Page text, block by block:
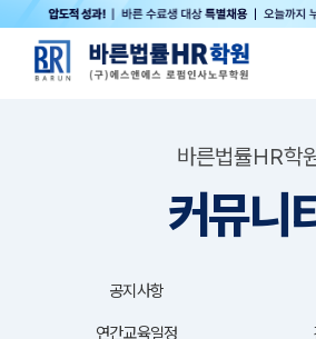
바른법률HR학
커뮤니
공지사항
연간교육일정